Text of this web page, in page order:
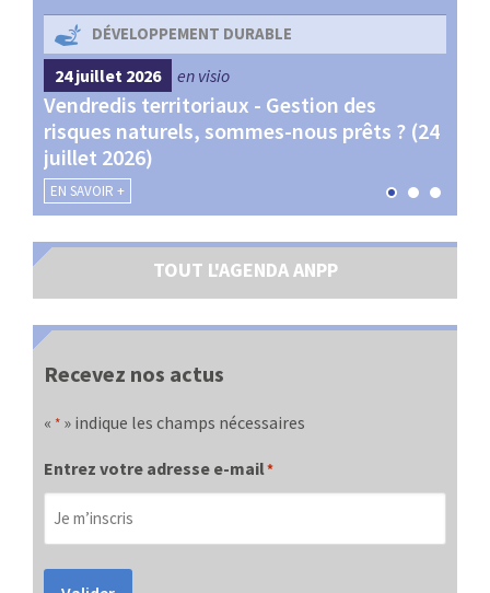
DÉVELOPPEMENT DURABLE
24 juillet 2026 en visio
Vendredis territoriaux - Gestion des
risques naturels, sommes-nous prêts ? (24
juillet 2026)
EN SAVOIR +
TOUT L'AGENDA ANPP
Recevez nos actus
« * » indique les champs nécessaires
Entrez votre adresse e-mail*